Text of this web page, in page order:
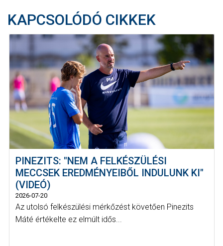
KAPCSOLÓDÓ CIKKEK
PINEZITS: "NEM A FELKÉSZÜLÉSI
MECCSEK EREDMÉNYEIBŐL INDULUNK KI"
(VIDEÓ)
2026-07-20
Az utolsó felkészülési mérkőzést követően Pinezits
Máté értékelte ez elmúlt idős...